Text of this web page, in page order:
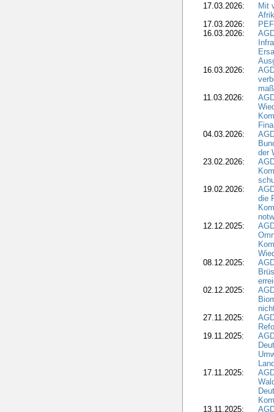
17.03.2026:
Mit
17.03.2026:
16.03.2026:
16.03.2026:
11.03.2026:
04.03.2026:
der
23.02.2026:
19.02.2026:
die
12.12.2025:
08.12.2025:
02.12.2025:
27.11.2025:
19.11.2025:
17.11.2025:
13.11.2025: